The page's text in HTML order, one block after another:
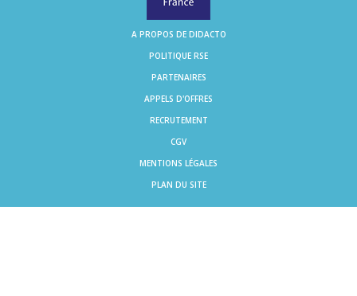
A PROPOS DE DIDACTO
POLITIQUE RSE
PARTENAIRES
APPELS D'OFFRES
RECRUTEMENT
CGV
MENTIONS LÉGALES
PLAN DU SITE